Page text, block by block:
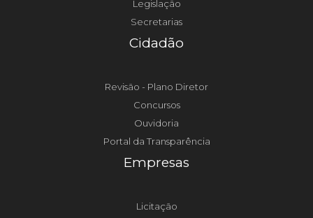
Legislação
Secretarias
Cidadão
Revisão - Plano Diretor
Concursos
Ouvidoria
Portal da Transparência
Empresas
Licitação